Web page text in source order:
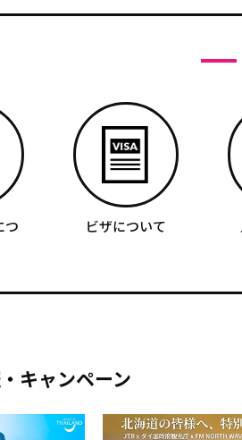
つ
ビザについて
キャンペーン